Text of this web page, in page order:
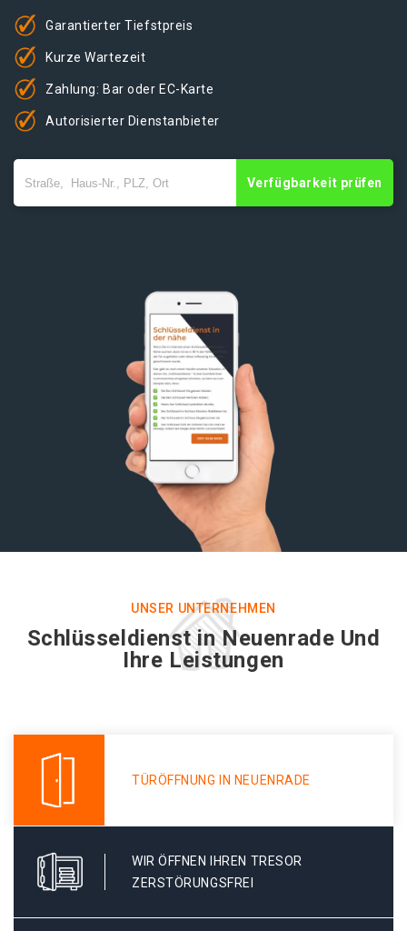
Garantierter Tiefstpreis
Kurze Wartezeit
Zahlung: Bar oder EC-Karte
Autorisierter Dienstanbieter
Verfügbarkeit prüfen
UNSER UNTERNEHMEN
Schlüsseldienst in Neuenrade Und
Ihre Leistungen
TÜRÖFFNUNG IN NEUENRADE
WIR ÖFFNEN IHREN TRESOR
ZERSTÖRUNGSFREI